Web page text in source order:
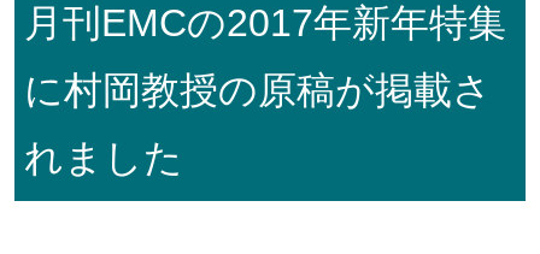
月刊EMCの2017年新年特集
に村岡教授の原稿が掲載さ
れました